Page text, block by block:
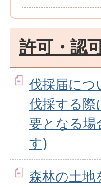
許可・認
伐採届につ
伐採する際
要となる場
す)
森林の土地